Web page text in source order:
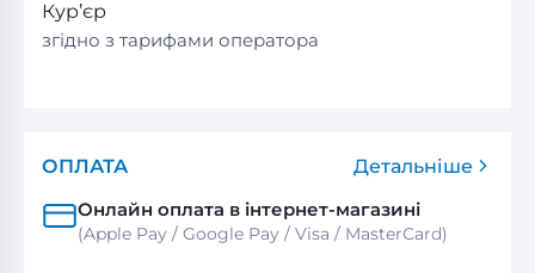
Кур’єр
згідно з тарифами оператора
ОПЛАТА
Детальніше
Онлайн оплата в інтернет-магазині
(Apple Pay / Google Pay / Visa / MasterСard)